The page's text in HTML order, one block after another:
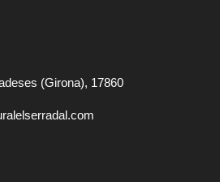
(Girona), 17860